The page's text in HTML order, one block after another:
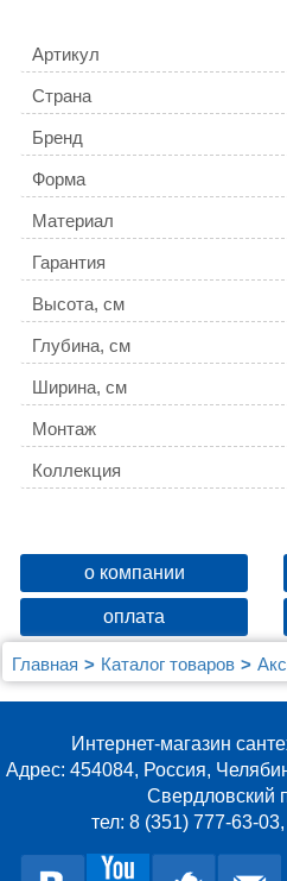
Артикул
Страна
Бренд
Форма
Материал
Гарантия
Высота, см
Глубина, см
Ширина, см
Монтаж
Коллекция
о компании
оплата
Главная Каталог товаров
Дозатор Fixsen Tomy FX-
Интернет-магазин
Адрес: 454084, Россия,
Свердловский
тел: 8 (351) 777-63-